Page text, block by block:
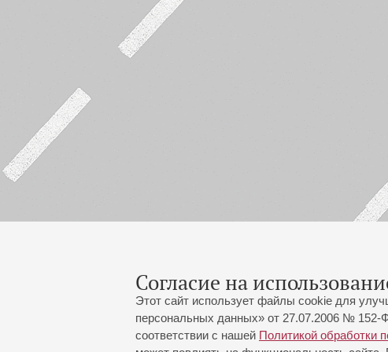
Согласие на
Этот сайт использует файлы cookie для
персональных данных» от 27.07.2006 № 152-
соответствии с нашей Политикой обработки